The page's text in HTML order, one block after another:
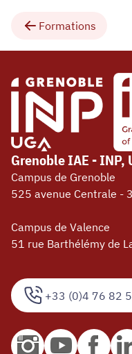
Formations
+33 (0)4 76 82
Grenoble IAE - INP,
Campus de Grenoble
525 avenue Centrale -
Campus de Valence
51 rue Barthélémy de